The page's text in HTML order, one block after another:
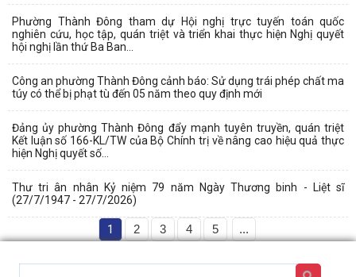
Phường Thành Đông tham dự Hội nghị trực tuyến toán quốc
nghiên cứu, học tập, quán triệt và triển khai thực hiện Nghị quyết
hội nghị lần thứ Ba Ban...
Công an phường Thành Đông cảnh báo: Sử dụng trái phép chất ma
túy có thể bị phạt tù đến 05 năm theo quy định mới
Đảng ủy phường Thành Đông đẩy mạnh tuyên truyền, quán triệt
Kết luận số 166-KL/TW của Bộ Chính trị về nâng cao hiệu quả thực
hiện Nghị quyết số...
Thư tri ân nhân Kỷ niệm 79 năm Ngày Thương binh - Liệt sĩ
(27/7/1947 - 27/7/2026)
1 2 3 4 5 ...